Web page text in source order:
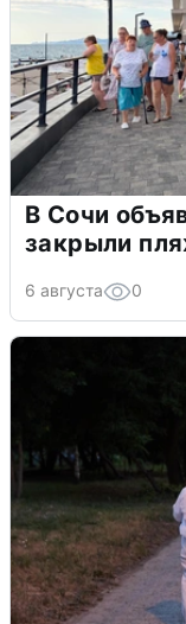
В Сочи
закрыли
6 августа 0